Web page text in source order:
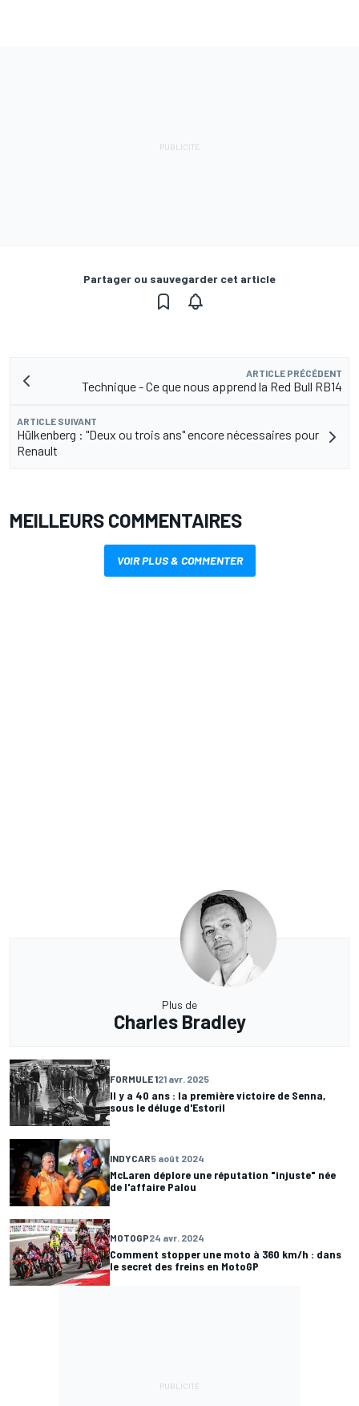
Partager ou sauvegarder cet article
ARTICLE PRÉCÉDENT
Technique - Ce que nous apprend la Red Bull RB14
ARTICLE SUIVANT
Hülkenberg : "Deux ou trois ans" encore nécessaires pour
Renault
MEILLEURS COMMENTAIRES
VOIR PLUS & COMMENTER
Plus de
Charles Bradley
FORMULE 121 avr. 2025
Il y a 40 ans : la première victoire de Senna,
sous le déluge d'Estoril
INDYCAR5 août 2024
McLaren déplore une réputation "injuste" née
de l'affaire Palou
MOTOGP24 avr. 2024
Comment stopper une moto à 360 km/h : dans
le secret des freins en MotoGP